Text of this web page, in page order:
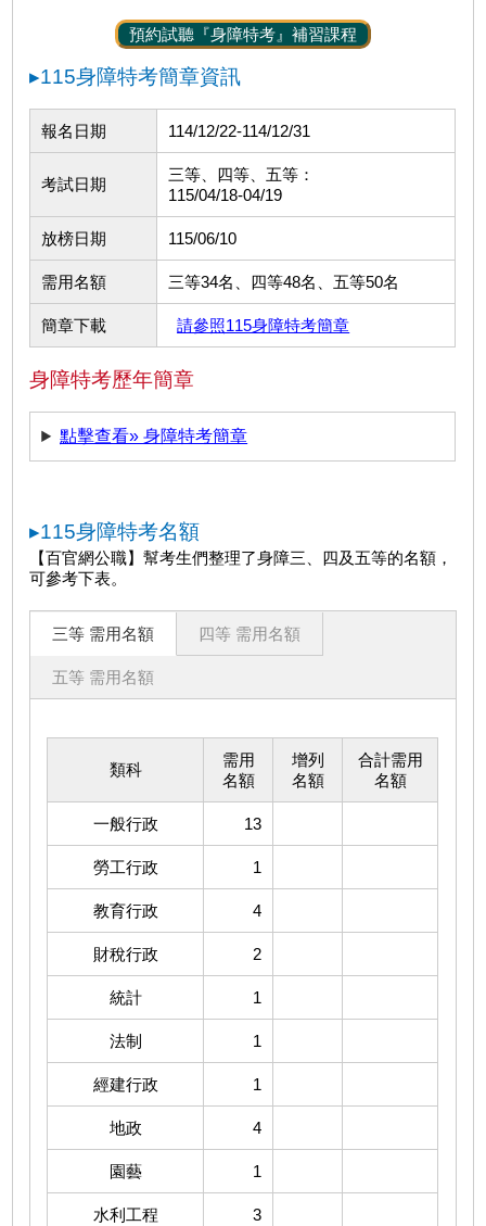
預約試聽『身障特考』補習課程
▸115身障特考簡章資訊
報名日期 114/12/22-114/12/31
考試日期
三等、四等、五等：
115/04/18-04/19
放榜日期 115/06/10
需用名額 三等34名、四等48名、五等50名
簡章下載 請參照115身障特考簡章
身障特考歷年簡章
點擊查看» 身障特考簡章
▸115身障特考名額
【百官網公職】幫考生們整理了身障三、四及五等的名額，
可參考下表。
三等 需用名額 四等 需用名額
五等 需用名額
類科
需用
名額
增列
名額
合計需用
名額
一般行政 13
勞工行政 1
教育行政 4
財稅行政 2
統計 1
法制 1
經建行政 1
地政 4
園藝 1
水利工程 3